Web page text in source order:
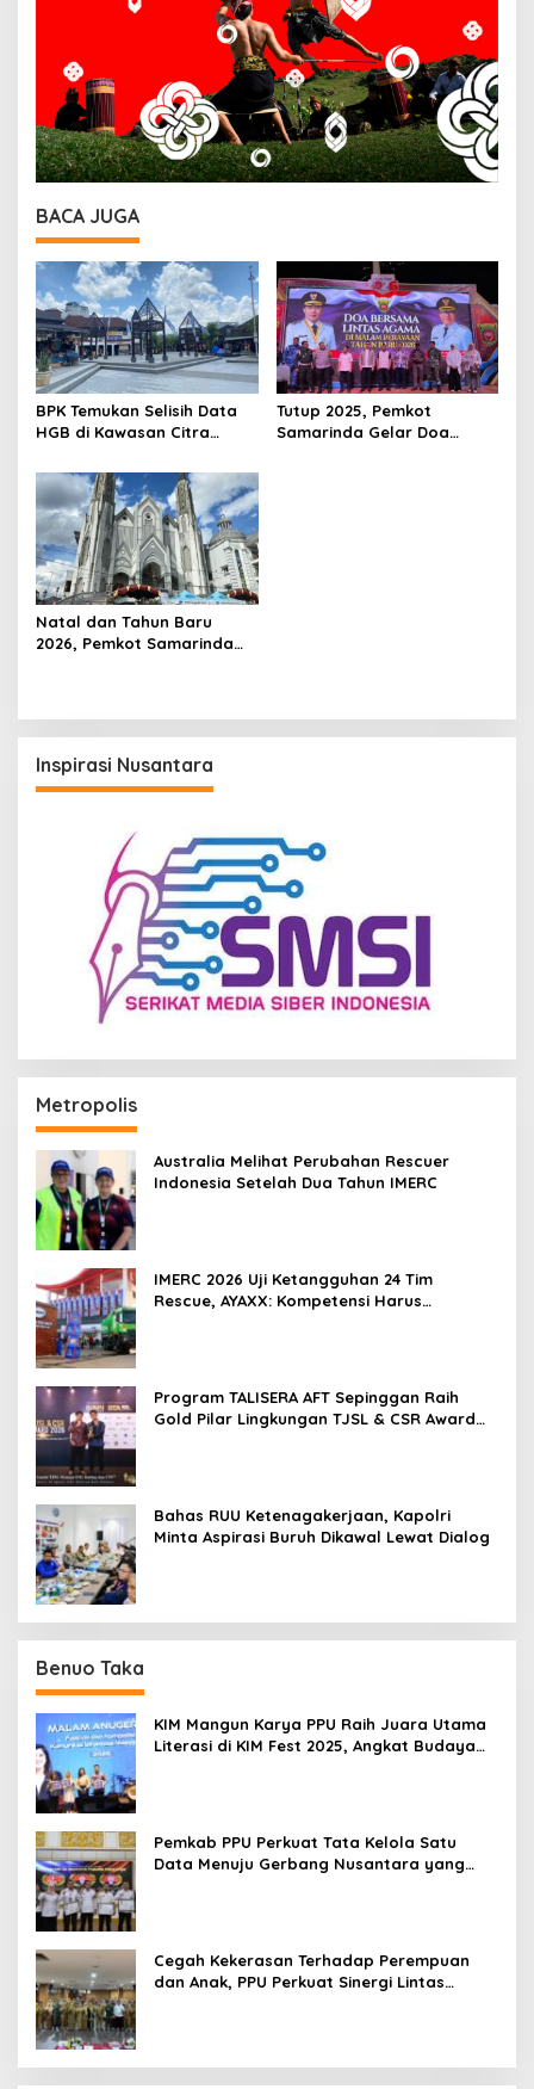
BACA JUGA
BPK Temukan Selisih Data
HGB di Kawasan Citra
Kejar Penertiban Aset
Tutup 2025, Pemkot
Samarinda Gelar Doa
Natal dan Tahun Baru
2026, Pemkot Samarinda
Inspirasi Nusantara
Metropolis
Australia Melihat Perubahan Rescuer
Indonesia Setelah Dua Tahun IMERC
IMERC 2026 Uji Ketangguhan 24 Tim
Rescue, AYAXX: Kompetensi Harus
Program TALISERA AFT Sepinggan Raih
Gold Pilar Lingkungan TJSL & CSR Award
Bahas RUU Ketenagakerjaan, Kapolri
Minta Aspirasi Buruh Dikawal Lewat Dialog
Benuo Taka
KIM Mangun Karya PPU Raih Juara Utama
Literasi di KIM Fest 2025, Angkat Budaya
Pemkab PPU Perkuat Tata Kelola Satu
Data Menuju Gerbang Nusantara yang
Cegah Kekerasan Terhadap Perempuan
dan Anak, PPU Perkuat Sinergi Lintas